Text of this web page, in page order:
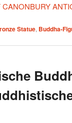
Statue, Buddha-